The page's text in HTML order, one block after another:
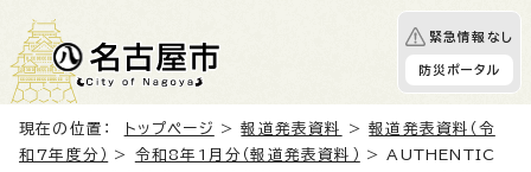
緊急情報なし
防災ポータル
現在の位置： トップページ >報道発表資料 >報道発表資料（令
和7年度分）
> 令和8年1月分（報道発表資料）
> AUTHENTIC